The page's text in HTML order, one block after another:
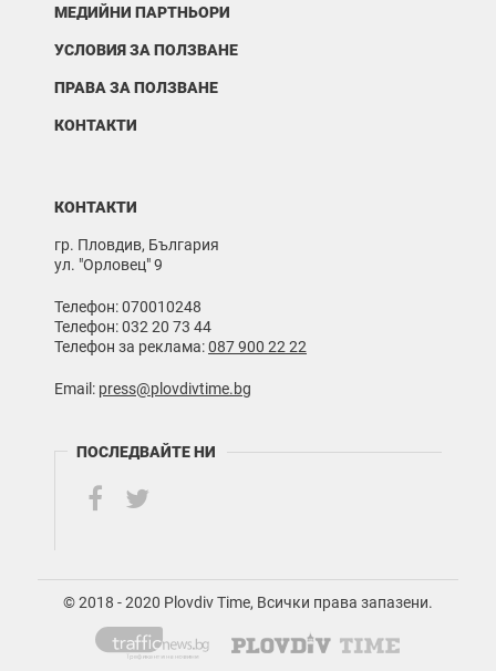
МЕДИЙНИ ПАРТНЬОРИ
УСЛОВИЯ ЗА ПОЛЗВАНЕ
ПРАВА ЗА ПОЛЗВАНЕ
КОНТАКТИ
КОНТАКТИ
гр. Пловдив, България
ул. "Орловец" 9
Телефон: 070010248
Телефон: 032 20 73 44
Телефон за реклама:087 900 22 22
Email: press@plovdivtime.bg
ПОСЛЕДВАЙТЕ НИ
© 2018 - 2020 Plovdiv Time, Всички права запазени.